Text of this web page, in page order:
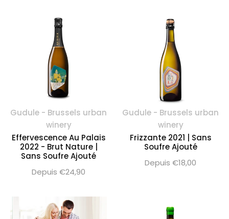
Gudule - Brussels urban
winery
Effervescence Au Palais
2022 - Brut Nature |
Sans Soufre Ajouté
Depuis €24,90
Gudule - Brussels urban
winery
Frizzante 2021 | Sans
Soufre Ajouté
Depuis €18,00